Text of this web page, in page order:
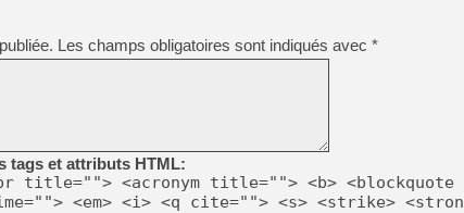
[GK] Endless Legend 2 :
[LS] [PS5] Le WebKit
[GK] Oubliez Crazy Taxi,
[LS] [Switch] NSZ 5.0.0
Les champs obligatoires sont indiqués avec *
tags et attributs HTML:
title=""> <acronym title=""> <b> <blockquote
<em> <i> <q cite=""> <s> <strike>